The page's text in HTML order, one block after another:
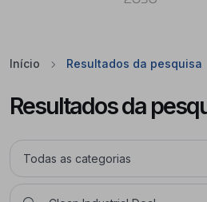
Início Resultados da pesquisa
Resultados da